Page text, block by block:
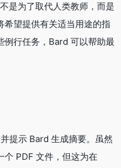
是为了取代人类教师，而是
希望提供有关适当用途的指
例行任务，Bard 可以帮助最
提示 Bard 生成摘要。虽然
个 PDF 文件，但这为在